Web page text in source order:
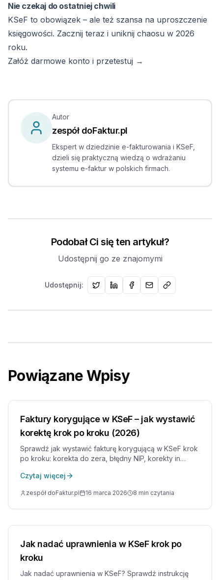
Nie czekaj do ostatniej chwili
KSeF to obowiązek – ale też szansa na uproszczenie
księgowości. Zacznij teraz i uniknij chaosu w 2026
roku.
Załóż darmowe konto i przetestuj →
Autor
zespół doFaktur.pl
Ekspert w dziedzinie e-fakturowania i KSeF,
dzieli się praktyczną wiedzą o wdrażaniu
systemu e-faktur w polskich firmach.
Podobał Ci się ten artykuł?
Udostępnij go ze znajomymi
Udostępnij:
Powiązane Wpisy
Faktury korygujące w KSeF – jak wystawić
korektę krok po kroku (2026)
Sprawdź jak wystawić fakturę korygującą w KSeF krok
po kroku: korekta do zera, błędny NIP, korekty in
Czytaj więcej
zespół doFaktur.pl 16 marca 2026 8 min czytania
Jak nadać uprawnienia w KSeF krok po
kroku
Jak nadać uprawnienia w KSeF? Sprawdź instrukcję